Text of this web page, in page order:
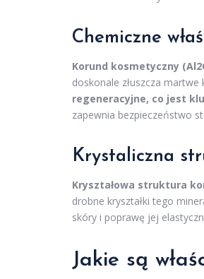
Chemiczne
Korund kosmetyczny
doskonale złuszcza
regeneracyjne, co jest
zapewnia bezpieczeństwo
Krystaliczna
Kryształowa struktura
drobne kryształki tego
skóry i poprawę jej
Jakie są